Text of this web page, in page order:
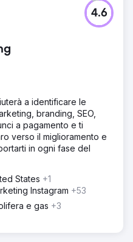
4.6
a identificare le
branding, SEO,
a pagamento e ti
verso il miglioramento e
in ogni fase del
States +1
Instagram +53
e gas +3